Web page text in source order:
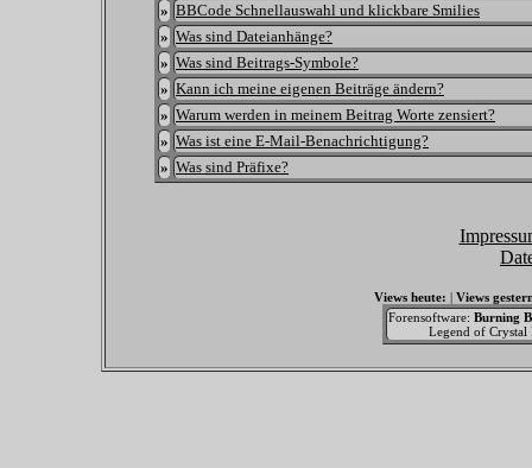
» BBCode Schnellauswahl und klickbare Smilies
» Was sind Dateianhänge?
» Was sind Beitrags-Symbole?
» Kann ich meine eigenen Beiträge ändern?
» Warum werden in meinem Beitrag Worte zensiert?
» Was ist eine E-Mail-Benachrichtigung?
» Was sind Präfixe?
Views heute: | Views
Forensoftware: Burning
Legend of